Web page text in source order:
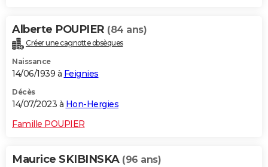
Alberte POUPIER (84 ans)
Créer une cagnotte obsèques
Naissance
14/06/1939 à Feignies
Décès
14/07/2023 à Hon-Hergies
Famille POUPIER
Maurice SKIBINSKA (96 ans)